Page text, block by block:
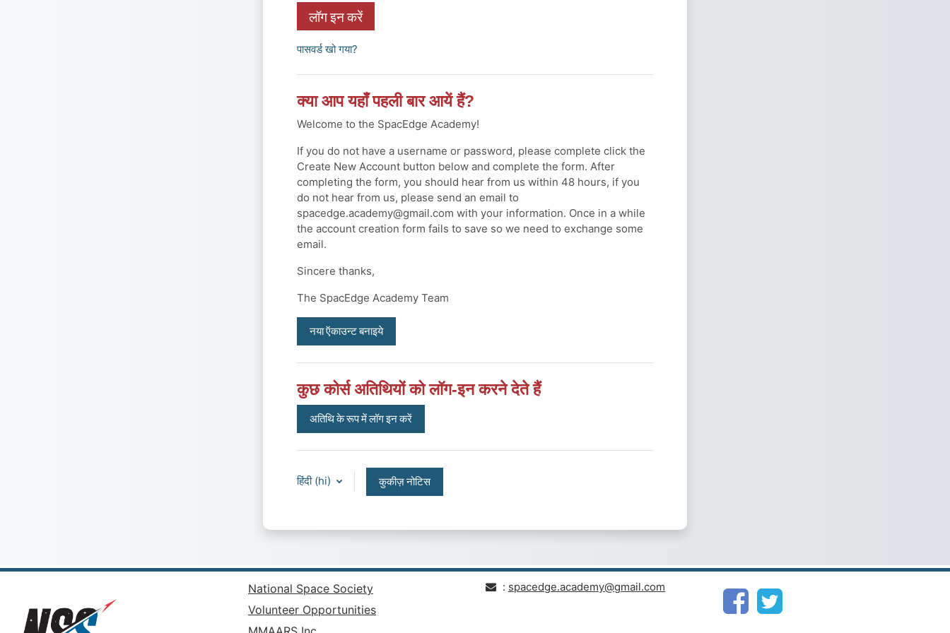
लॉग इन करें
पासवर्ड खो गया?
क्या आप यहाँ पहली बार आयें हैं?
Welcome to the SpacEdge Academy!
If you do not have a username or password, please complete click the
Create New Account button below and complete the form. After
completing the form, you should hear from us within 48 hours, if you
do not hear from us, please send an email to
spacedge.academy@gmail.com with your information. Once in a while
the account creation form fails to save so we need to exchange some
email.
Sincere thanks,
The SpacEdge Academy Team
नया ऍकाउन्ट बनाइये
कुछ कोर्स अतिथियों को लॉग-इन करने देते हैं
अतिथि के रूप में लॉग इन करें
हिंदी ‎(hi)‎ कुकीज़ नोटिस
National Space Society
Volunteer Opportunities
: spacedge.academy@gmail.com